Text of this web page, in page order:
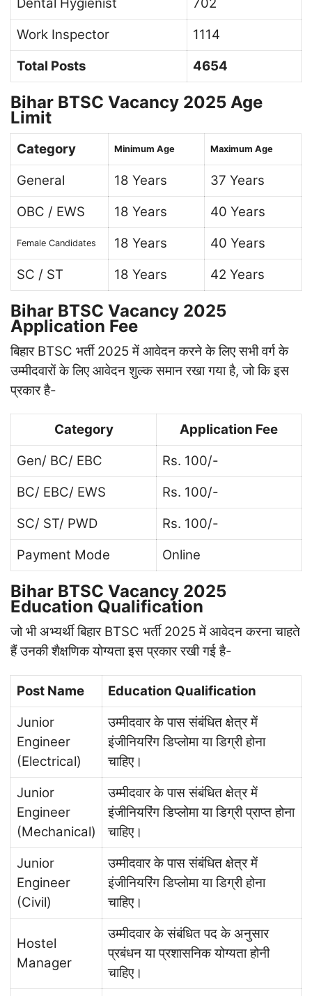
Work Inspector
1114
Total Posts
4654
Bihar BTSC Vacancy 2025 Age
Limit
Category Minimum Age Maximum Age
General 18 Years
37 Years
OBC / EWS
18 Years 40 Years
Female Candidates 18 Years
40 Years
SC / ST
18 Years 42 Years
Bihar BTSC Vacancy 2025
Application Fee
बिहार BTSC भर्ती 2025 में आवेदन करने के लिए सभी वर्ग के
उम्मीदवारों के लिए आवेदन शुल्क समान रखा गया है, जो कि इस
प्रकार है-
Category
Application Fee
Gen/ BC/ EBC
Rs. 100/-
BC/ EBC/ EWS
Rs. 100/-
SC/ ST/ PWD
Rs. 100/-
Payment Mode
Online
Bihar BTSC Vacancy 2025
Education Qualification
जो भी अभ्यर्थी बिहार BTSC भर्ती 2025 में आवेदन करना चाहते
हैं उनकी शैक्षणिक योग्यता इस प्रकार रखी गई है-
Post Name
Education Qualification
Junior
Engineer
(Electrical)
उम्मीदवार के पास संबंधित क्षेत्र में
इंजीनियरिंग डिप्लोमा या डिग्री होना
चाहिए।
Junior
Engineer
(Mechanical)
उम्मीदवार के पास संबंधित क्षेत्र में
इंजीनियरिंग डिप्लोमा या डिग्री प्राप्त होना
चाहिए।
Junior
Engineer
(Civil)
उम्मीदवार के पास संबंधित क्षेत्र में
इंजीनियरिंग डिप्लोमा या डिग्री होना
चाहिए।
Hostel
Manager
उम्मीदवार के संबंधित पद के अनुसार
प्रबंधन या प्रशासनिक योग्यता होनी
चाहिए।